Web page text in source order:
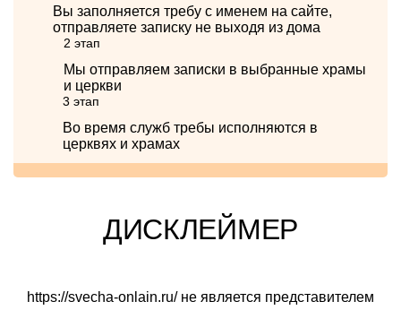
Вы заполняется требу с именем на сайте,
отправляете записку не выходя из дома
2 этап
Мы отправляем записки в выбранные храмы
и церкви
3 этап
Во время служб требы исполняются в
церквях и храмах
ДИСКЛЕЙМЕР
https://svecha-onlain.ru/ не является представителем